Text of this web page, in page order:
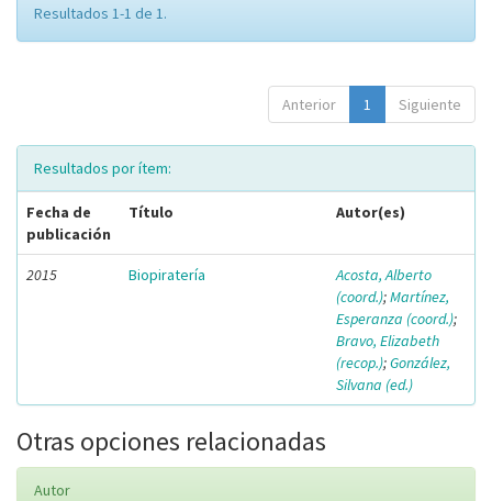
Resultados 1-1 de 1.
Anterior 1 Siguiente
Resultados por ítem:
Fecha de
publicación
Título Autor(es)
2015 Biopiratería
Acosta, Alberto
(coord.);Martínez,
Esperanza (coord.);
Bravo, Elizabeth
(recop.);González,
Silvana (ed.)
Otras opciones relacionadas
Autor